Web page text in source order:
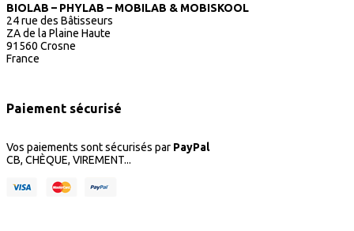
BIOLAB – PHYLAB – MOBILAB & MOBISKOOL
24 rue des Bâtisseurs
ZA de la Plaine Haute
91560 Crosne
France
Paiement sécurisé
Vos paiements sont sécurisés par PayPal
CB, CHÈQUE, VIREMENT...